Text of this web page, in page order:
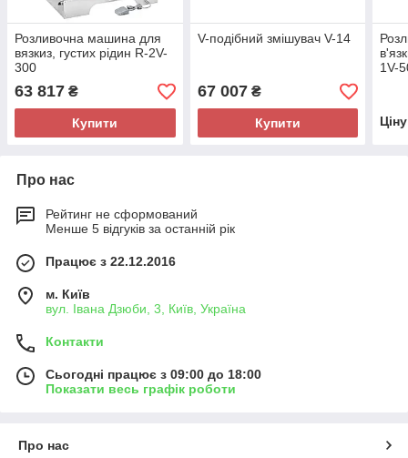
Розливочна машина для
вязкиз, густих рідин R-2V-
300
63 817 ₴
Купити
V-подібний змішувач V-14
67 007₴
Купити
1V-
Про нас
Рейтинг не сформований
Менше 5 відгуків за останній рік
Працює з 22.12.2016
м. Київ
вул. Івана Дзюби, 3, Київ, Україна
Контакти
Сьогодні працює з 09:00 до 18:00
Показати весь графік роботи
Про нас